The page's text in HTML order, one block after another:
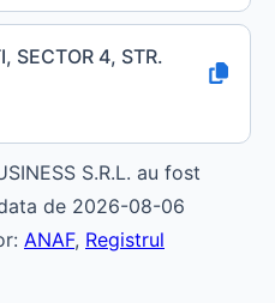
SECTOR 4, STR.
S.R.L. au fost
de 2026-08-06
ANAF, Registrul